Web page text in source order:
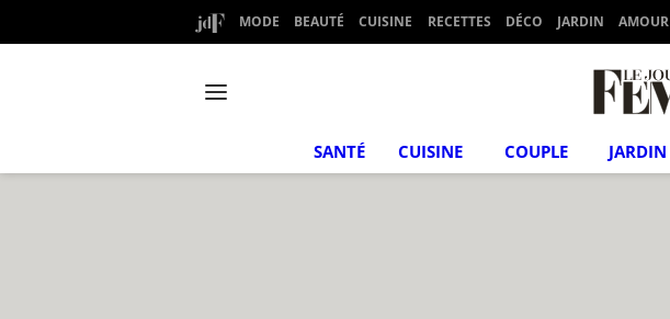
MODE BEAUTÉ CUISINE RECETTES DÉCO JARDIN AMOUR
SANTÉ CUISINE COUPLE JARDIN